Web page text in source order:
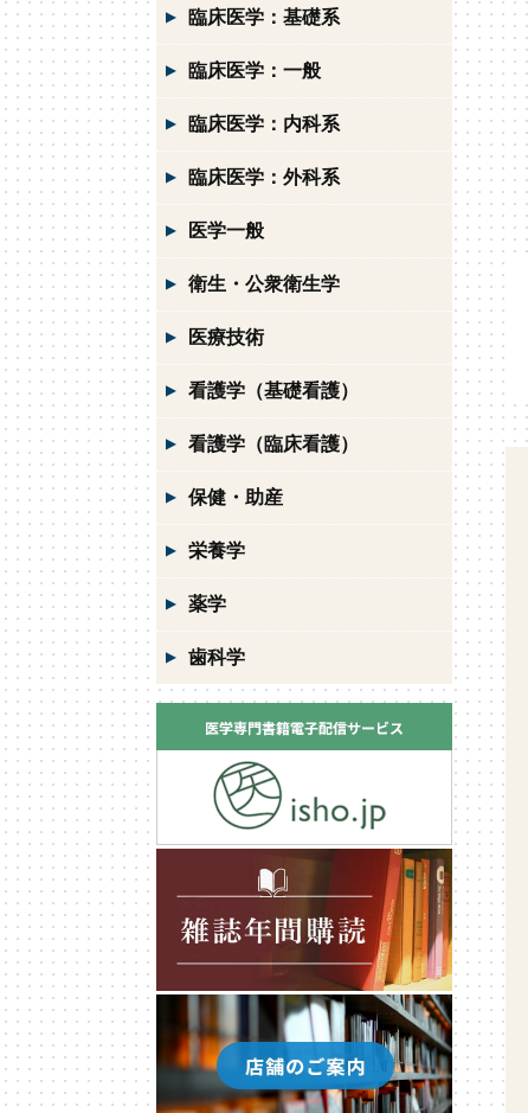
臨床医学：基礎系
臨床医学：一般
臨床医学：内科系
臨床医学：外科系
医学一般
衛生・公衆衛生学
医療技術
看護学（基礎看護）
看護学（臨床看護）
保健・助産
栄養学
薬学
歯科学